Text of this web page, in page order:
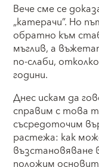
Вече сме се
„катерачи”. Но
обратно към
мъглив, а
по-слаби,
години.
Днес искам да
справим с това
съсредоточим
растежа: как
възстановяване